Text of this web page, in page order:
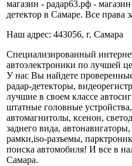
магазин - радар63.рф -
детектор в Самаре. Все права
Наш адрес: 443056, г. Самара
Специализированный
автоэлектроники по лучшей
У нас Вы найдете
радар-детекторы,
лучшие в своем классе
штатные головные
автомагнитолы, ксенон,
заднего вида,
рамки,iso-разъемы,
поиска автомобиля! И все в
Самара.